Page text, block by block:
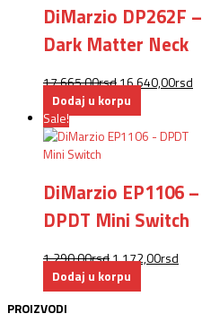
DiMarzio DP262F –
Dark Matter Neck
17.665,00rsd16.640,00rsd
Dodaj u korpu
Sale!
DiMarzio EP1106 –
DPDT Mini Switch
1.290,00rsd1.172,00rsd
Dodaj u korpu
PROIZVODI